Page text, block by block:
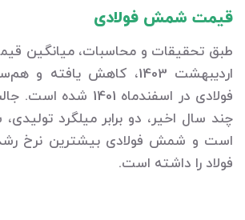
قیمت شمش فولادی
طبق تحقیقات و محاسبات، میانگین
اردیبهشت 1403، کاهش
فولادی در اسفندماه
چند سال اخیر، دو برابر میلگرد
است و شمش فولادی بیشترین نرخ رشد
فولاد را داشته است.